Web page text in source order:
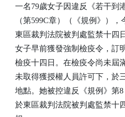
一名79歲女子因違反《若干到
（第599C章）（《規例》）
東區裁判法院被判處監禁十四
女子早前獲發強制檢疫令，訂
檢疫十四日。在檢疫令尚未屆
未取得獲授權人員許可下，於
地點。她被控違反《規例》第
於東區裁判法院被判處監禁十